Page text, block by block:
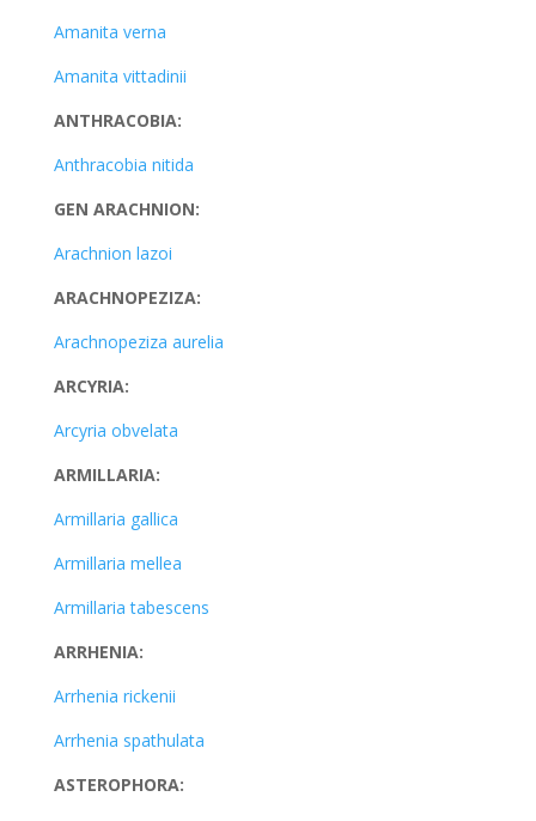
Amanita verna
Amanita vittadinii
ANTHRACOBIA:
Anthracobia nitida
GEN ARACHNION:
Arachnion lazoi
ARACHNOPEZIZA:
Arachnopeziza aurelia
ARCYRIA:
Arcyria obvelata
ARMILLARIA:
Armillaria gallica
Armillaria mellea
Armillaria tabescens
ARRHENIA:
Arrhenia rickenii
Arrhenia spathulata
ASTEROPHORA: